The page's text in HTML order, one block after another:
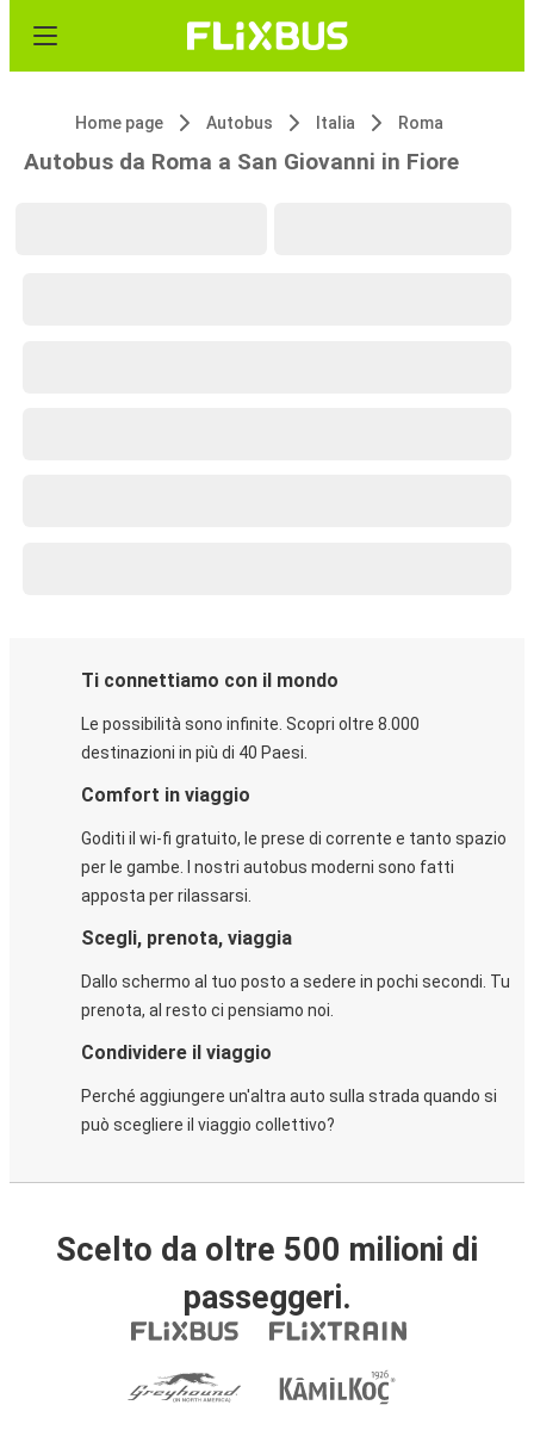
Home page Autobus Italia Roma
Autobus da Roma a San Giovanni in Fiore
Ti connettiamo con il mondo
Le possibilità sono infinite. Scopri oltre 8.000
destinazioni in più di 40 Paesi.
Comfort in viaggio
Goditi il wi-fi gratuito, le prese di corrente e tanto spazio
per le gambe. I nostri autobus moderni sono fatti
apposta per rilassarsi.
Scegli, prenota, viaggia
Dallo schermo al tuo posto a sedere in pochi secondi. Tu
prenota, al resto ci pensiamo noi.
Condividere il viaggio
Perché aggiungere un'altra auto sulla strada quando si
può scegliere il viaggio collettivo?
Scelto da oltre 500 milioni di
passeggeri.